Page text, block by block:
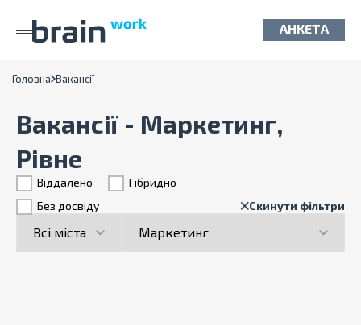
АНКЕТА
Головна Вакансії
Вакансії - Маркетинг,
Рівне
Віддалено
Гiбридно
Без досвіду
Скинути фільтри